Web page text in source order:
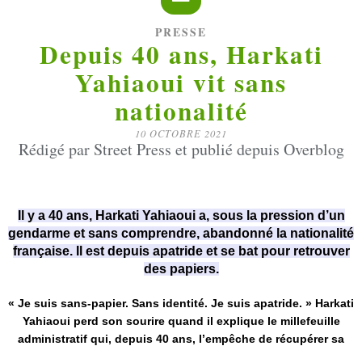
PRESSE
Depuis 40 ans, Harkati
Yahiaoui vit sans
nationalité
10 OCTOBRE 2021
Rédigé par Street Press et publié depuis Overblog
Il y a 40 ans, Harkati Yahiaoui a, sous la pression d’un
gendarme et sans comprendre, abandonné la nationalité
française. Il est depuis apatride et se bat pour retrouver
des papiers.
« Je suis sans-papier. Sans identité. Je suis apatride. » Harkati
Yahiaoui perd son sourire quand il explique le millefeuille
administratif qui, depuis 40 ans, l’empêche de récupérer sa